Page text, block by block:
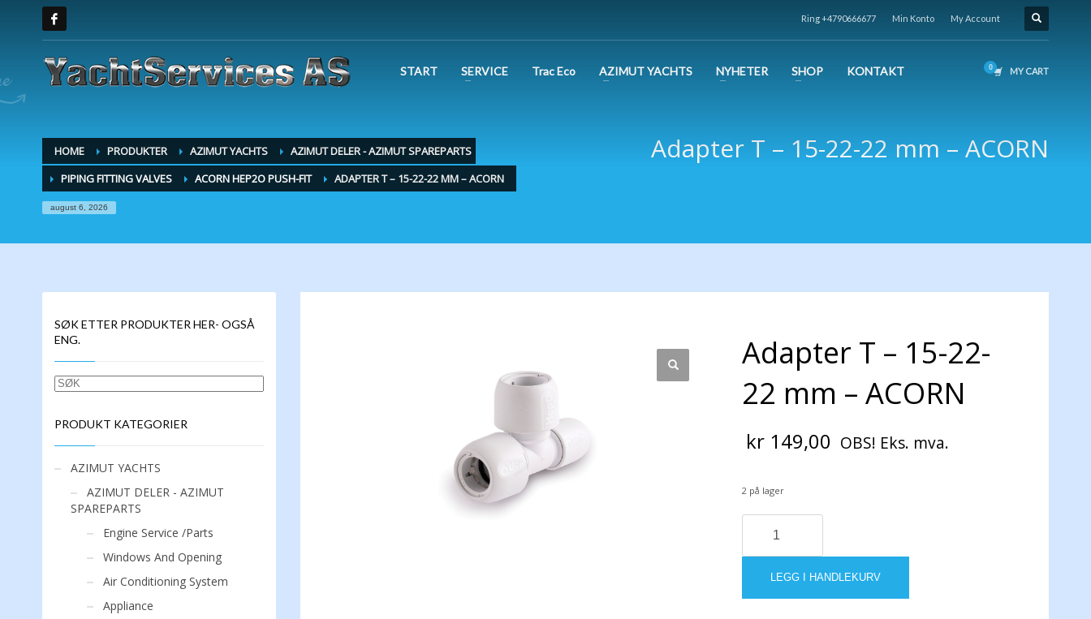
Ring +4790666677 Min Konto My Account
START SERVICE Trac Eco AZIMUT YACHTS NYHETER SHOP KONTAKT MY CART
HOME PRODUKTER AZIMUT YACHTS
AZIMUT DELER - AZIMUT SPAREPARTS
PIPING FITTING VALVES
ACORN HEP2O PUSH-FIT ADAPTER T – 15-22-22 MM – ACORN
august 6, 2026
Adapter T – 15-22-22 mm – ACORN
Adapter T – 15-22-
22 mm – ACORN
kr 149,00 OBS! Eks. mva.
2 på lager
Adapter
-
22
LEGG I HANDLEKURV
SØK ETTER PRODUKTER HER- OGSÅ
ENG.
SØK
PRODUKT KATEGORIER
AZIMUT YACHTS
AZIMUT DELER - AZIMUT
SPAREPARTS
Engine Service /Parts
Windows And Opening
Air Conditioning System
Appliance